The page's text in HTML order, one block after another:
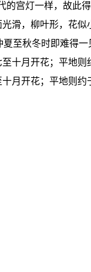
的宫灯一样，故此
滑，柳叶形，花似
至秋冬时即难得
十月开花；平地则
月开花；平地则约